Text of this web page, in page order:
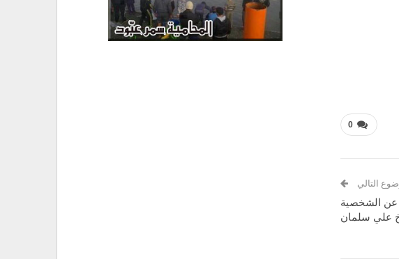
0
التالي
عن الشخصية
علي سلمان